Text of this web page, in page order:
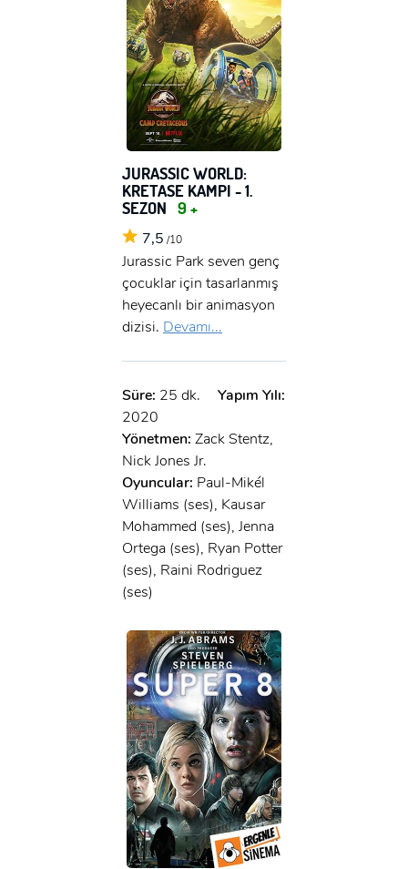
GIRIŞ YAP
ÜYE OL
Ad Soyad:
JURASSIC WORLD:
KRETASE KAMPI - 1.
SEZON 9 +
7,5 /10
Jurassic Park seven genç
çocuklar için tasarlanmış
heyecanlı bir animasyon
dizisi. Devamı...
Süre: 25 dk.
Yapım Yılı:
2020
Yönetmen: Zack Stentz,
Nick Jones Jr.
Oyuncular: Paul-Mikél
Williams (ses), Kausar
Mohammed (ses), Jenna
Ortega (ses), Ryan Potter
(ses), Raini Rodriguez
(ses)